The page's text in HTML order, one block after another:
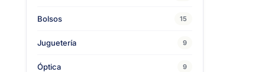
Bolsos 15
Juguetería 9
Óptica 9